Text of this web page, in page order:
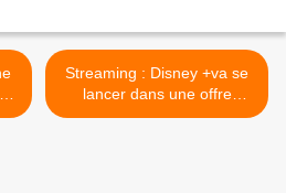
Streaming : Disney +va se
lancer dans une offre
d'abonnement avec